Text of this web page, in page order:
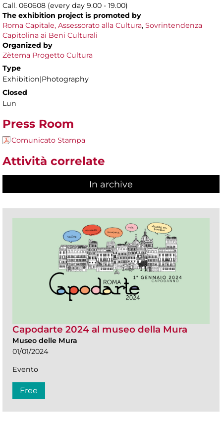
Call. 060608 (every day 9.00 - 19.00)
The exhibition project is promoted by
Roma Capitale, Assessorato alla Cultura, Sovrintendenza
Capitolina ai Beni Culturali
Organized by
Zètema Progetto Cultura
Type
Exhibition|Photography
Closed
Lun
Press Room
Comunicato Stampa
Attività correlate
In archive
Capodarte 2024 al museo della Mura
Museo delle Mura
01/01/2024
Evento
Free